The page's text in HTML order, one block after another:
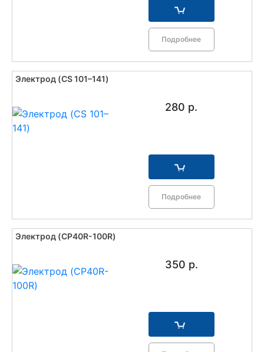
Подробнее
Электрод (CS 101–141)
280 р.
Подробнее
Электрод (CP40R-100R)
350 р.